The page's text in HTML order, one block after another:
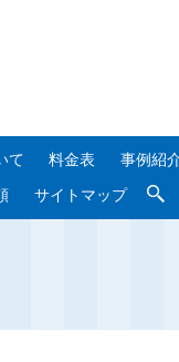
て 料金表
事例紹
サイトマップ